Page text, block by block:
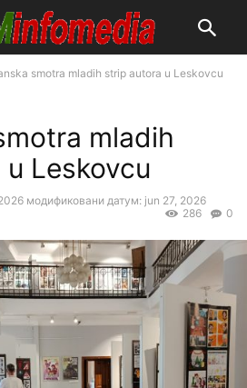
smotra mladih strip autora u Leskovcu
mladih
Leskovcu
модификовани датум: jun 27, 2026
0
286